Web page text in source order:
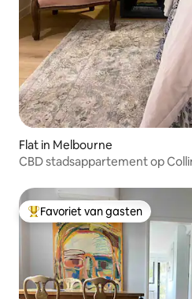
Flat in Melbourne
CBD stadsappartement op
Topfavoriet van gasten
Favoriet van gasten